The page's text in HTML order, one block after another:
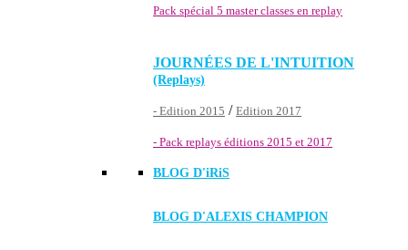
Pack spécial 5 master classes en replay
JOURNÉES DE L'INTUITION
(Replays)
- Edition 2015 / Edition 2017
- Pack replays éditions 2015 et 2017
BLOG D'iRiS
BLOG D'ALEXIS CHAMPION